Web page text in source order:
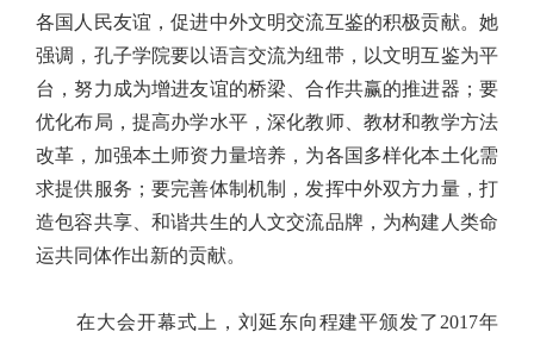
各国人民友谊，促进中外文明交流互鉴的积极贡献。她
强调，孔子学院要以语言交流为纽带，以文明互鉴为平
台，努力成为增进友谊的桥梁、合作共赢的推进器；要
优化布局，提高办学水平，深化教师、教材和教学方法
改革，加强本土师资力量培养，为各国多样化本土化需
求提供服务；要完善体制机制，发挥中外双方力量，打
造包容共享、和谐共生的人文交流品牌，为构建人类命
运共同体作出新的贡献。
在大会开幕式上，刘延东向程建平颁发了2017年